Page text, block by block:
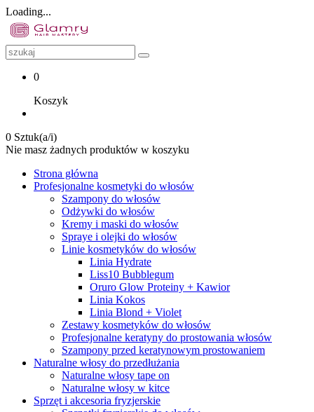
Loading...
0
Koszyk
0 Sztuk(a/i)
Nie masz żadnych produktów w koszyku
Strona główna
Profesjonalne kosmetyki do włosów
Szampony do włosów
Odżywki do włosów
Kremy i maski do włosów
Spraye i olejki do włosów
Linie kosmetyków do włosów
Linia Hydrate
Liss10 Bubblegum
Oruro Glow Proteiny + Kawior
Linia Kokos
Linia Blond + Violet
Zestawy kosmetyków do włosów
Profesjonalne keratyny do prostowania włosów
Szampony przed keratynowym prostowaniem
Naturalne włosy do przedłużania
Naturalne włosy tape on
Naturalne włosy w kitce
Sprzęt i akcesoria fryzjerskie